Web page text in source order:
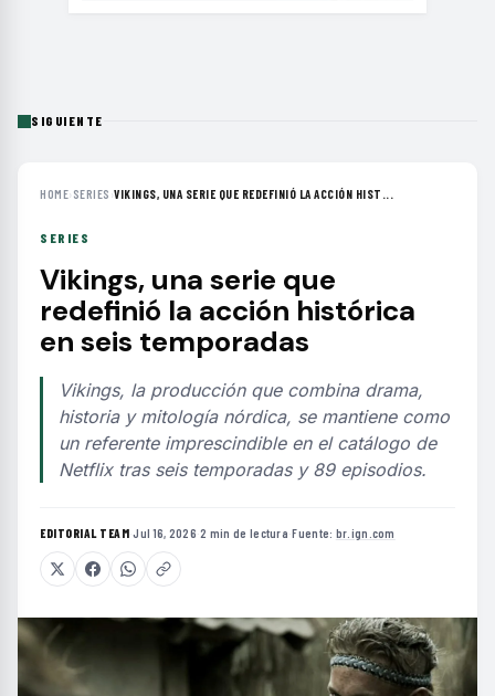
SIGUIENTE
HOME› SERIES ›VIKINGS, UNA SERIE QUE REDEFINIÓ LA ACCIÓN HIST...
SERIES
Vikings, una serie que
redefinió la acción histórica
en seis temporadas
Vikings, la producción que combina drama,
historia y mitología nórdica, se mantiene como
un referente imprescindible en el catálogo de
Netflix tras seis temporadas y 89 episodios.
EDITORIAL TEAM·Jul 16, 2026·2 min de lectura·Fuente: br.ign.com